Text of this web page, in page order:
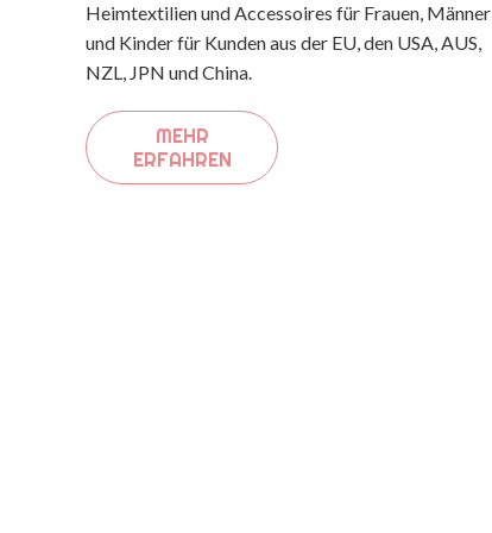
Heimtextilien und Accessoires für Frauen, Männer
und Kinder für Kunden aus der EU, den USA, AUS,
NZL, JPN und China.
MEHR
ERFAHREN